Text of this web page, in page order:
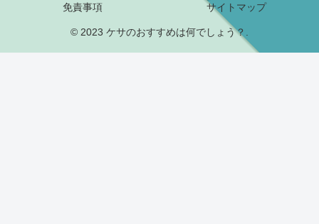
免責事項
サイトマップ
© 2023 ケサのおすすめは何でしょう？.